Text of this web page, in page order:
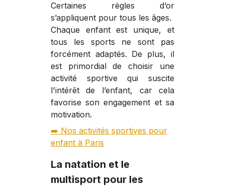
Certaines règles d’or
s’appliquent pour tous les âges.
Chaque enfant est unique, et
tous les sports ne sont pas
forcément adaptés. De plus, il
est primordial de choisir une
activité sportive qui suscite
l'intérêt de l’enfant, car cela
favorise son engagement et sa
motivation.
➡️ Nos activités sportives pour
enfant à Paris
La natation et le
multisport pour les